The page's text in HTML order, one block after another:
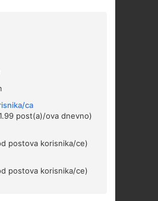
ca
post(a)/ova dnevno)
postova korisnika/ce)
postova korisnika/ce)